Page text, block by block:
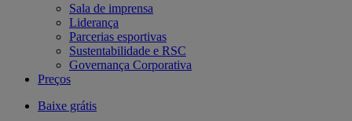
Sala de imprensa
Liderança
Parcerias esportivas
Sustentabilidade e RSC
Governança Corporativa
Preços
Baixe grátis